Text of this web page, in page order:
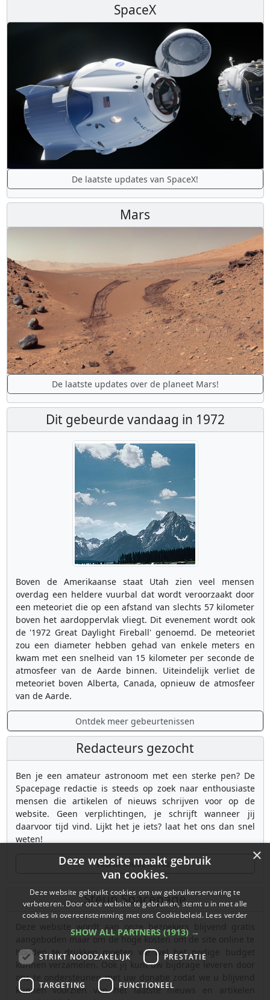
SpaceX
De laatste updates van SpaceX!
Mars
De laatste updates over de planeet Mars!
Dit gebeurde vandaag in 1972
Boven de Amerikaanse staat Utah zien veel mensen
overdag een heldere vuurbal dat wordt veroorzaakt door
een meteoriet die op een afstand van slechts 57 kilometer
boven het aardoppervlak vliegt. Dit evenement wordt ook
de '1972 Great Daylight Fireball' genoemd. De meteoriet
zou een diameter hebben gehad van enkele meters en
kwam met een snelheid van 15 kilometer per seconde de
atmosfeer van de Aarde binnen. Uiteindelijk verliet de
meteoriet boven Alberta, Canada, opnieuw de atmosfeer
van de Aarde.
Ontdek meer gebeurtenissen
Redacteurs gezocht
Ben je een amateur astronoom met een sterke pen? De
Spacepage redactie is steeds op zoek naar enthousiaste
mensen die artikelen of nieuws schrijven voor op de
website. Geen verplichtingen, je schrijft wanneer jij
daarvoor tijd vind. Lijkt het je iets? laat het ons dan snel
weten!
Wordt medewerker
Steun Spacepage
Deze website wordt aan onze bezoekers blijvend gratis
aangeboden maar om de hoge kosten om de site online te
houden te drukken moeten we wel het nodige budget
kunnen verzamelen. Ook jij kunt uw bijdrage leveren door
ons te ondersteunen met uw donatie zodat we u blijvend
kunnen voorzien van het laatste nieuws en artikelen
×
Deze website maakt gebruik
van cookies.
Deze website gebruikt cookies om uw gebruikerservaring te
verbeteren. Door onze website te gebruiken, stemt u in met alle
cookies in overeenstemming met ons Cookiebeleid. Lees verder
SHOW ALL PARTNERS (1913) →
STRIKT NOODZAKELIJK PRESTATIE
TARGETING FUNCTIONEEL